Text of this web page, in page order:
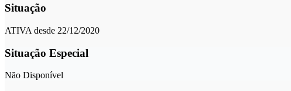
Situação
ATIVA desde 22/12/2020
Situação Especial
Não Disponível